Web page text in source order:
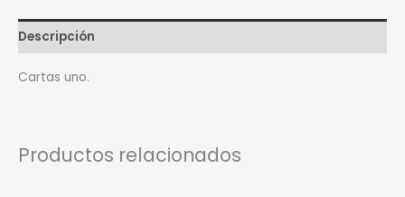
Descripción
Cartas uno.
Productos relacionados